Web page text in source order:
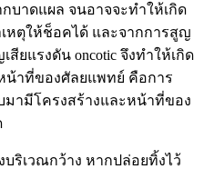
บาดแผล จนอาจจะทำให้เกิด
หตุให้ช็อคได้ และจากการสูญ
ยแรงดัน oncotic จึงทำให้เกิด
น้าที่ของศัลยแพทย์ คือการ
มามีโครงสร้างและหน้าที่ของ
ริเวณกว้าง หากปล่อยทิ้งไว้